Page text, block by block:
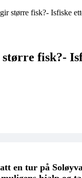
større fisk?- Isfiske
fisk?-
en tur på